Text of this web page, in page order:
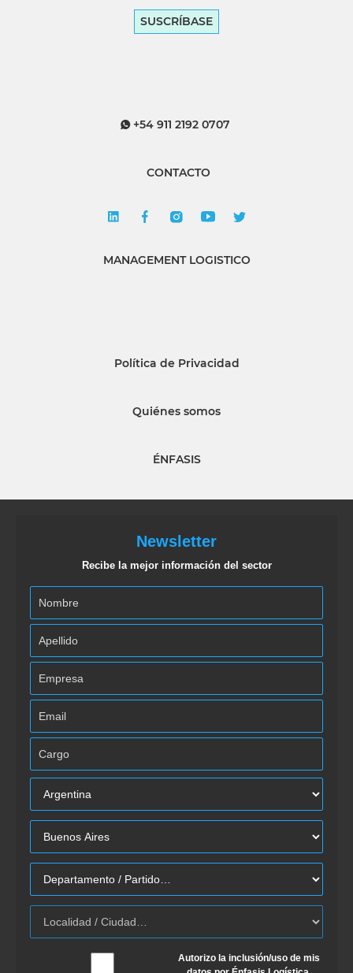
SUSCRÍBASE
+54 911 2192 0707
CONTACTO
MANAGEMENT LOGISTICO
Política de Privacidad
Quiénes somos
ÉNFASIS
Newsletter
Recibe la mejor información del sector
Autorizo la inclusión/uso de mis